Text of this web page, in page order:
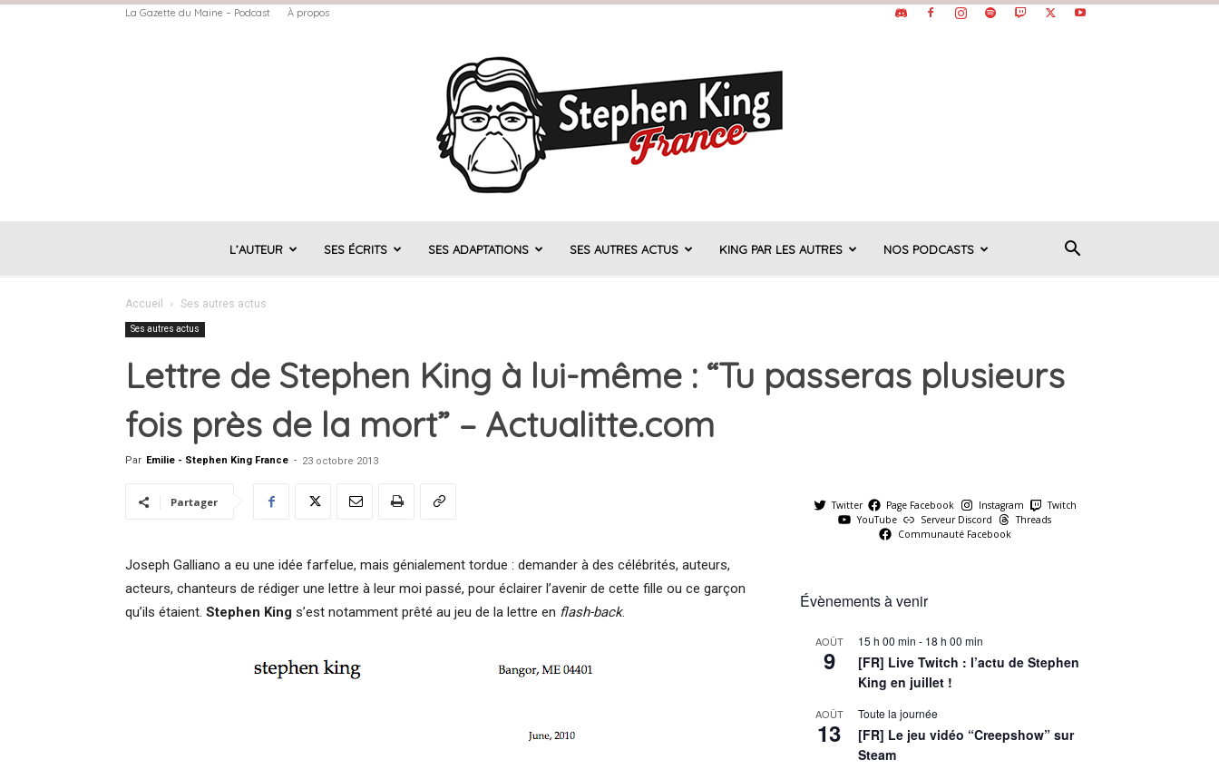
La Gazette du Maine – Podcast À propos
Stephen
King
L’AUTEUR SES ÉCRITS SES ADAPTATIONS SES AUTRES ACTUS KING PAR LES AUTRES NOS PODCASTS
Accueil Ses autres actus
Ses autres actus
Lettre de Stephen King à lui-même : “Tu passeras plusieurs
fois près de la mort” – Actualitte.com
Par Emilie - Stephen King France - 23 octobre 2013
Partager
Joseph Galliano a eu une idée farfelue, mais génialement tordue : demander à des célébrités, auteurs,
acteurs, chanteurs de rédiger une lettre à leur moi passé, pour éclairer l’avenir de cette fille ou ce garçon
qu’ils étaient. Stephen King s’est notamment prêté au jeu de la lettre en flash-back.
Twitter Page Facebook Instagram
Twitch
YouTube
Serveur Discord
Threads
Communauté Facebook
Évènements à venir
AOÛT
9
15 h 00 min - 18 h 00 min
[FR] Live Twitch : l’actu de Stephen
King en juillet !
AOÛT
13
Toute la journée
[FR] Le jeu vidéo “Creepshow” sur
Steam